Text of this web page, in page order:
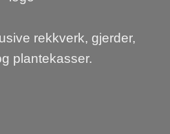
rekkverk, gjerder,
plantekasser.